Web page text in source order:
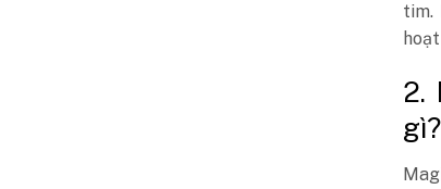
tim.
2.
gì?